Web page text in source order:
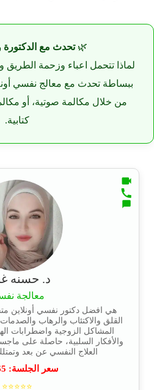
🌿تحدث مع الدكتورة
لماذا تتحمل اعباء وزحمة الطريق
ببساطة تحدث مع معالج نفسي
من خلال مكالمة صوتية، أو
كتابية.
د. حسنه
معالجة
هي افضل دكتور نفسي أونلاين
القلق والاكتئاب والرهاب
المشاكل الزوجية واضطرابات
والأفكار السلبية، حاصلة على
العلاج النفسي عن بعد وتمتلك
سعر الجلسة:
⭐⭐⭐⭐⭐